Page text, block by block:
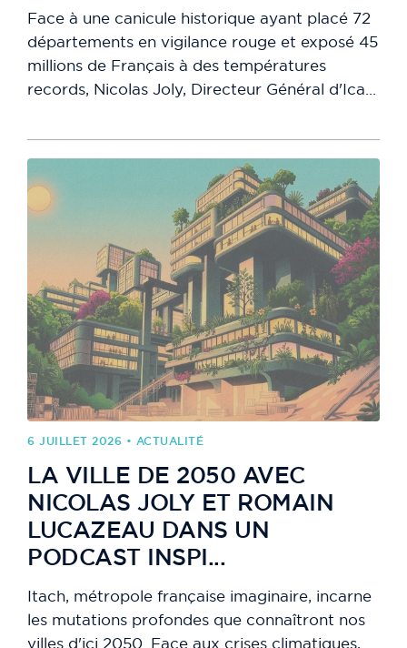
Face à une canicule historique ayant placé 72
départements en vigilance rouge et exposé 45
millions de Français à des températures
records, Nicolas Joly, Directeur Général d'Ica...
6 JUILLET 2026 • ACTUALITÉ
LA VILLE DE 2050 AVEC
NICOLAS JOLY ET ROMAIN
LUCAZEAU DANS UN
PODCAST INSPI...
Itach, métropole française imaginaire, incarne
les mutations profondes que connaîtront nos
villes d'ici 2050. Face aux crises climatiques,